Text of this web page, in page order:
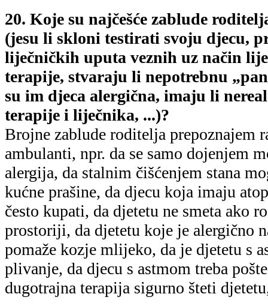
20. Koje su najčešće zablude
(jesu li skloni testirati svoju djecu,
liječničkih uputa veznih uz način
terapije, stvaraju li nepotrebnu
su im djeca alergična, imaju li
terapije i liječnika, ...)?
Brojne zablude roditelja prepoznajem
ambulanti, npr. da se samo dojenjem
alergija, da stalnim čišćenjem stana
kućne prašine, da djecu koja imaju
često kupati, da djetetu ne smeta ako
prostoriji, da djetetu koje je alergično
pomaže kozje mlijeko, da je djetetu s
plivanje, da djecu s astmom treba
dugotrajna terapija sigurno šteti